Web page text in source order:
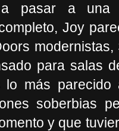
pasar a una
Joy
para salas
lo más
soberbias
y que